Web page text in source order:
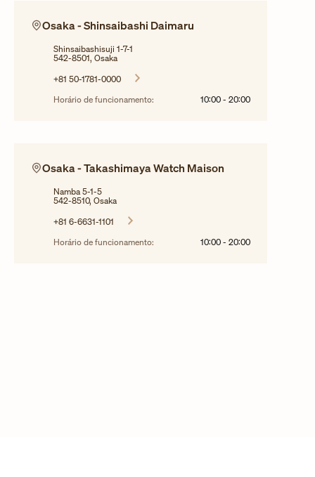
Osaka - Shinsaibashi Daimaru
Shinsaibashisuji 1-7-1
542-8501, Osaka
+81 50-1781-0000
Horário de funcionamento:
10:00 - 20:00
Osaka - Takashimaya Watch Maison
Namba 5-1-5
542-8510, Osaka
+81 6-6631-1101
Horário de funcionamento:
10:00 - 20:00